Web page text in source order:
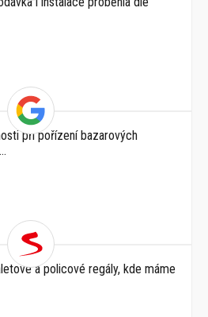
při pořízení bazarových
a policové regály, kde máme